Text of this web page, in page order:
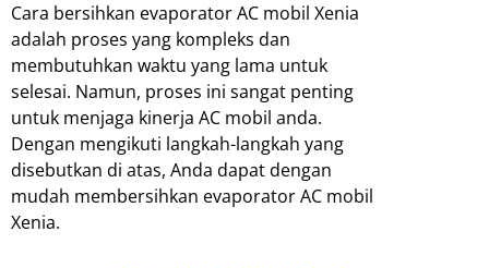
Cara bersihkan evaporator AC mobil Xenia
adalah proses yang kompleks dan
membutuhkan waktu yang lama untuk
selesai. Namun, proses ini sangat penting
untuk menjaga kinerja AC mobil anda.
Dengan mengikuti langkah-langkah yang
disebutkan di atas, Anda dapat dengan
mudah membersihkan evaporator AC mobil
Xenia.